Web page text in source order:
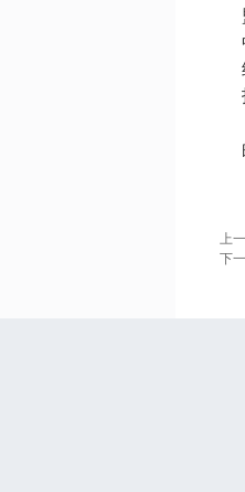
上
下